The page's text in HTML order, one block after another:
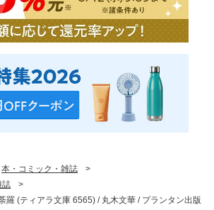
本・コミック・雑誌
>
誌
>
羅 (ティアラ文庫 6565) / 丸木文華 / プランタン出版